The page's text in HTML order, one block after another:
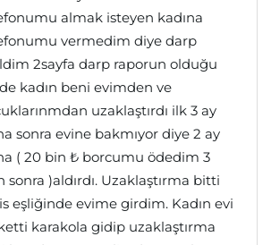
almak isteyen kadına
vermedim diye darp
2sayfa darp raporun olduğu
kadın beni evimden ve
uzaklaştırdı ilk 3 ay
sonra evine bakmıyor diye 2 ay
( 20 bin ₺ borcumu ödedim 3
sonra )aldırdı. Uzaklaştırma bitti
eşliğinde evime girdim. Kadın evi
karakola gidip uzaklaştırma